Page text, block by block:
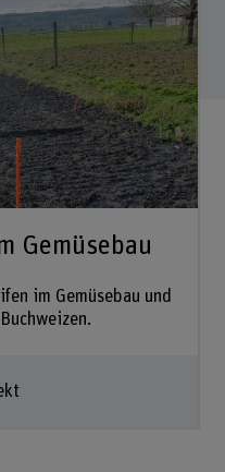
Gemüsebau
im Gemüsebau und